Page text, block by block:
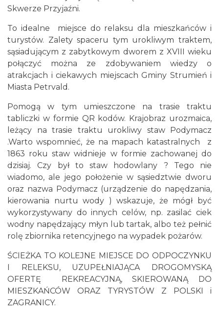
Skwerze Przyjaźni.
To idealne miejsce do relaksu dla mieszkańców i
turystów. Zalety spaceru tym urokliwym traktem,
sąsiadującym z zabytkowym dworem z XVIII wieku
połączyć można ze zdobywaniem wiedzy o
atrakcjach i ciekawych miejscach Gminy Strumień i
Miasta Petrvald.
Pomogą w tym umieszczone na trasie traktu
tabliczki w formie QR kodów. Krajobraz urozmaica,
leżący na trasie traktu urokliwy staw Podymacz
.Warto wspomnieć, że na mapach katastralnych z
1863 roku staw widnieje w formie zachowanej do
dzisiaj. Czy był to staw hodowlany ? Tego nie
wiadomo, ale jego położenie w sąsiedztwie dworu
oraz nazwa Podymacz (urządzenie do napędzania,
kierowania nurtu wody ) wskazuje, że mógł być
wykorzystywany do innych celów, np. zasilać ciek
wodny napędzający młyn lub tartak, albo też pełnić
rolę zbiornika retencyjnego na wypadek pożarów.
ŚCIEŻKA TO KOLEJNE MIEJSCE DO ODPOCZYNKU
I RELEKSU, UZUPEŁNIAJĄCA DROGOMYSKĄ
OFERTĘ REKREACYJNĄ, SKIEROWANĄ DO
MIESZKAŃCÓW ORAZ TYRYSTÓW Z POLSKI i
ZAGRANICY.